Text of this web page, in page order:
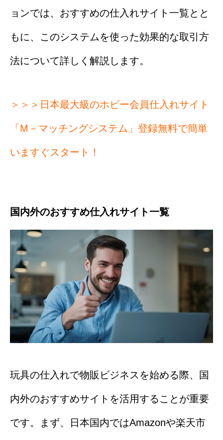
ョンでは、おすすめの仕入れサイト一覧とと
もに、このシステムを使った効果的な取引方
法について詳しく解説します。
＞＞＞日本最大級のホビー会員仕入れサイト
「M－マッチングシステム」登録無料で簡単
いますぐスタート！
国内外のおすすめ仕入れサイト一覧
玩具の仕入れで物販ビジネスを始める際、国
内外のおすすめサイトを活用することが重要
です。まず、日本国内ではAmazonや楽天市